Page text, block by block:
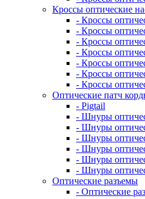
Кроссы оптические
- Кроссы
- Кроссы
- Кроссы
- Кроссы
- Кроссы
- Кроссы
- Кроссы
Оптические патч
- Pigtail
- Шнуры
- Шнуры
- Шнуры
- Шнуры
- Шнуры
- Шнуры
Оптические разъемы
- Оптические